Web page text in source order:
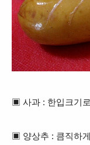
▣ 사과 : 한입크기
▣ 양상추 : 큼직하